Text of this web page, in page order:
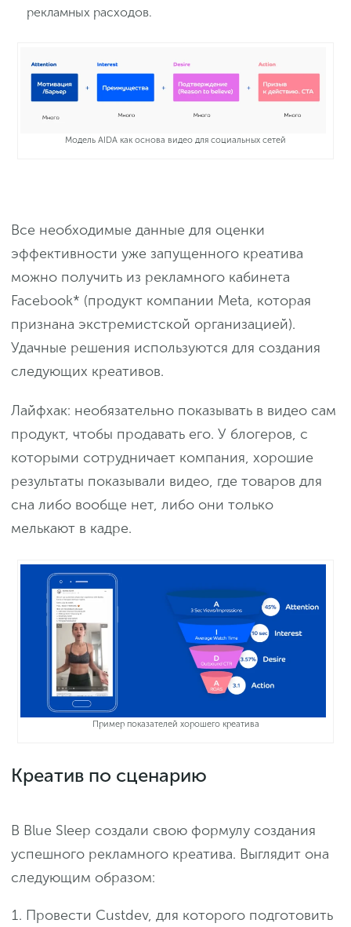
рекламных расходов.
Модель AIDA как основа видео для социальных сетей
Все необходимые данные для оценки
эффективности уже запущенного креатива
можно получить из рекламного кабинета
Facebook* (продукт компании Meta, которая
признана экстремистской организацией).
Удачные решения используются для создания
следующих креативов.
Лайфхак: необязательно показывать в видео сам
продукт, чтобы продавать его. У блогеров, с
которыми сотрудничает компания, хорошие
результаты показывали видео, где товаров для
сна либо вообще нет, либо они только
мелькают в кадре.
Пример показателей хорошего креатива
Креатив по сценарию
В Blue Sleep создали свою формулу создания
успешного рекламного креатива. Выглядит она
следующим образом:
Провести Custdev, для которого подготовить